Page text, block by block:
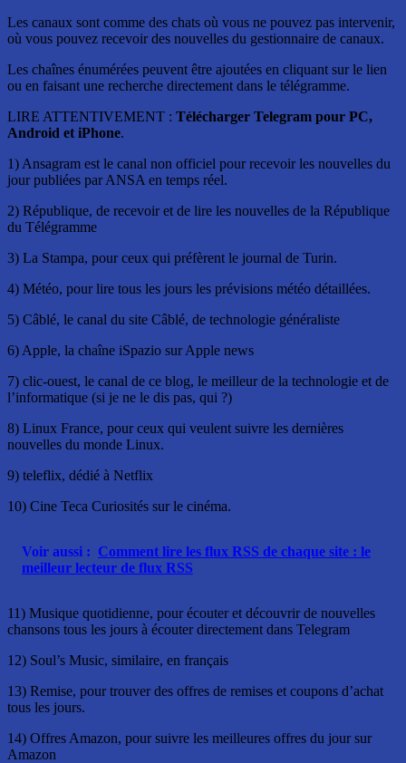
Les canaux sont comme des chats où vous ne pouvez pas intervenir,
où vous pouvez recevoir des nouvelles du gestionnaire de canaux.
Les chaînes énumérées peuvent être ajoutées en cliquant sur le lien
ou en faisant une recherche directement dans le télégramme.
LIRE ATTENTIVEMENT : Télécharger Telegram pour PC,
Android et iPhone.
1) Ansagram est le canal non officiel pour recevoir les nouvelles du
jour publiées par ANSA en temps réel.
2) République, de recevoir et de lire les nouvelles de la République
du Télégramme
3) La Stampa, pour ceux qui préfèrent le journal de Turin.
4) Météo, pour lire tous les jours les prévisions météo détaillées.
5) Câblé, le canal du site Câblé, de technologie généraliste
6) Apple, la chaîne iSpazio sur Apple news
7) clic-ouest, le canal de ce blog, le meilleur de la technologie et de
l’informatique (si je ne le dis pas, qui ?)
8) Linux France, pour ceux qui veulent suivre les dernières
nouvelles du monde Linux.
9) teleflix, dédié à Netflix
10) Cine Teca Curiosités sur le cinéma.
Voir aussi : Comment lire les flux RSS de chaque site : le
meilleur lecteur de flux RSS
11) Musique quotidienne, pour écouter et découvrir de nouvelles
chansons tous les jours à écouter directement dans Telegram
12) Soul’s Music, similaire, en français
13) Remise, pour trouver des offres de remises et coupons d’achat
tous les jours.
14) Offres Amazon, pour suivre les meilleures offres du jour sur
Amazon